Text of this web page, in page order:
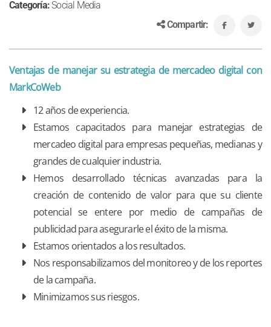
Categoría:Social Media
Compartir:
Ventajas de manejar su estrategia de mercadeo digital con
MarkCoWeb
12 años de experiencia.
Estamos capacitados para manejar estrategias de
mercadeo digital para empresas pequeñas, medianas y
grandes de cualquier industria.
Hemos desarrollado técnicas avanzadas para la
creación de contenido de valor para que su cliente
potencial se entere por medio de campañas de
publicidad para asegurarle el éxito de la misma.
Estamos orientados a los resultados.
Nos responsabilizamos del monitoreo y de los reportes
de la campaña.
Minimizamos sus riesgos.